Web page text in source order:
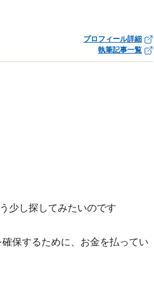
プロフィール詳細
執筆記事一覧
少し探してみたいのです
保するために、お金を払ってい